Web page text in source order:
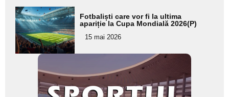
Adaugă
aici textul
pentru
subtitlu
Fotbaliști care vor fi la ultima
apariție la Cupa Mondială 2026(P)
15 mai 2026